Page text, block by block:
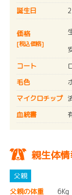
誕生日
価格
[税込価格]
コート
毛色
マイクロチップ
血統書
親生体
父親の体重 6Kg